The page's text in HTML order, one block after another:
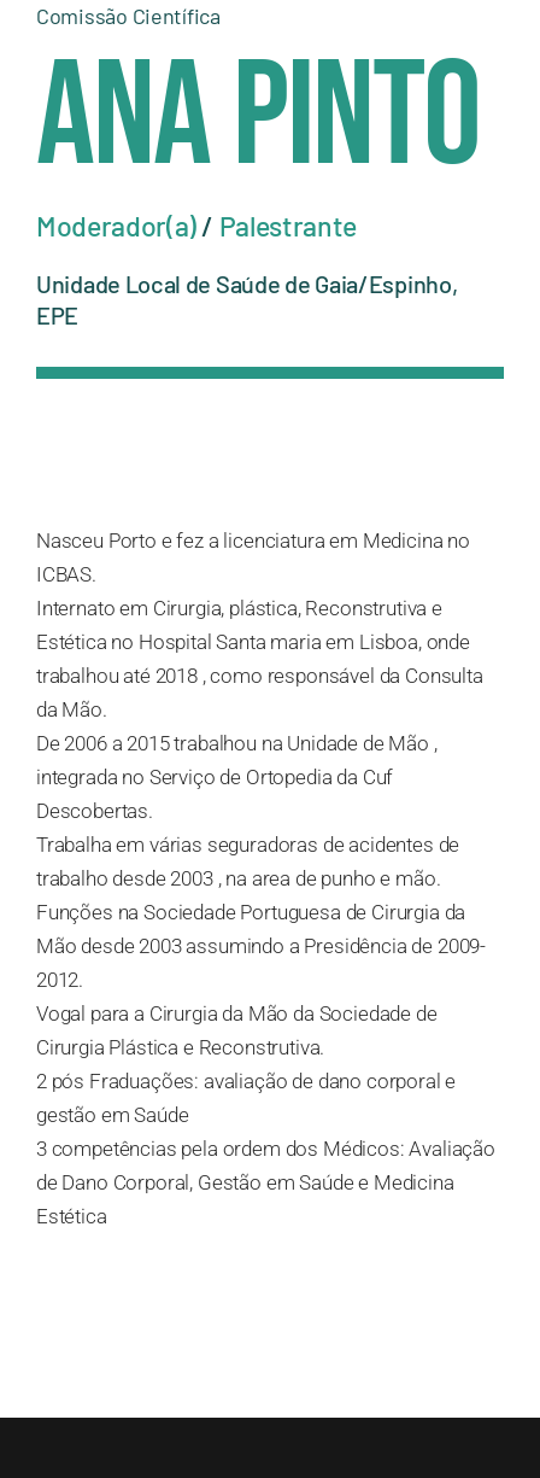
Comissão Científica
Ana Pinto
Moderador(a)/ Palestrante
Unidade Local de Saúde de Gaia/Espinho,
EPE
Nasceu Porto e fez a licenciatura em Medicina no
ICBAS.
Internato em Cirurgia, plástica, Reconstrutiva e
Estética no Hospital Santa maria em Lisboa, onde
trabalhou até 2018 , como responsável da Consulta
da Mão.
De 2006 a 2015 trabalhou na Unidade de Mão ,
integrada no Serviço de Ortopedia da Cuf
Descobertas.
Trabalha em várias seguradoras de acidentes de
trabalho desde 2003 , na area de punho e mão.
Funções na Sociedade Portuguesa de Cirurgia da
Mão desde 2003 assumindo a Presidência de 2009-
2012.
Vogal para a Cirurgia da Mão da Sociedade de
Cirurgia Plástica e Reconstrutiva.
2 pós Fraduações: avaliação de dano corporal e
gestão em Saúde
3 competências pela ordem dos Médicos: Avaliação
de Dano Corporal, Gestão em Saúde e Medicina
Estética